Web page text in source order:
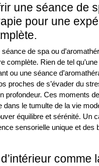
une séance de
pour une
de spa ou
complète. Rien de tel
ou une séance
proches de s’évader du
profondeur. Ces moments
dans le tumulte de la vie
équilibre et sérénité. Un
sensorielle unique et des
comme